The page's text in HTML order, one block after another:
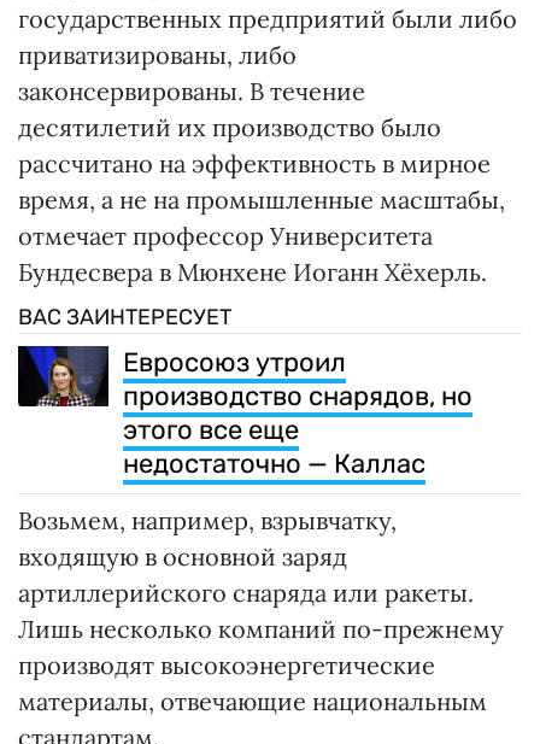
государственных предприятий были либо
приватизированы, либо
законсервированы. В течение
десятилетий их производство было
рассчитано на эффективность в мирное
время, а не на промышленные масштабы,
отмечает профессор Университета
Бундесвера в Мюнхене Иоганн Хёхерль.
ВАС ЗАИНТЕРЕСУЕТ
Евросоюз утроил
производство снарядов, но
этого все еще
недостаточно — Каллас
Возьмем, например, взрывчатку,
входящую в основной заряд
артиллерийского снаряда или ракеты.
Лишь несколько компаний по-прежнему
производят высокоэнергетические
материалы, отвечающие национальным
стандартам.